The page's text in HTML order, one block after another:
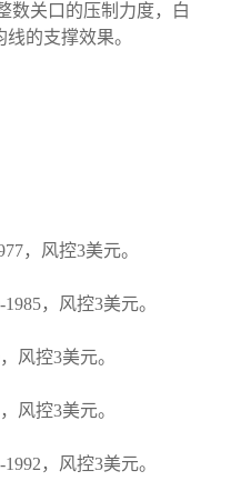
数关口的压制力度，白
的支撑效果。
，风控3美元。
，风控3美元。
风控3美元。
风控3美元。
，风控3美元。